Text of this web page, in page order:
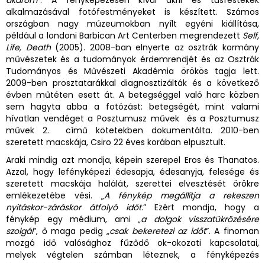
alkalmazásával fotófestményeket is készített. Számos
országban nagy múzeumokban nyílt egyéni kiállítása,
például a londoni Barbican Art Centerben megrendezett Self,
Life, Death(2005). 2008-ban elnyerte az osztrák kormány
művészetek és a tudományok érdemrendjét és az Osztrák
Tudományos és Művészeti Akadémia örökös tagja lett.
2009-ben prosztatarákkal diagnosztizálták és a következő
évben műtéten esett át. A betegséggel való harc közben
sem hagyta abba a fotózást: betegségét, mint valami
hívatlan vendéget a Posztumusz művek és a Posztumusz
művek 2. című kötetekben dokumentálta. 2010-ben
szeretett macskája, Csiro 22 éves korában elpusztult.
Araki mindig azt mondja, képein szerepel Eros és Thanatos.
Azzal, hogy lefényképezi édesapja, édesanyja, felesége és
szeretett macskája halálát, szerettei elvesztését örökre
emlékezetébe vési. „A fénykép megállítja a rekeszen
nyitáskor-záráskor átfolyó időt.” Ezért mondja, hogy a
fénykép egy médium, ami „a dolgok visszatükrözésére
szolgál”, ő maga pedig „csak bekeretezi az időt”. A finoman
mozgó idő valósághoz fűződő ok-okozati kapcsolatai,
melyek végtelen számban léteznek, a fényképezés